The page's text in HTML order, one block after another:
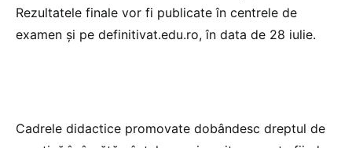
Rezultatele finale vor fi publicate în centrele de
examen și pe definitivat.edu.ro, în data de 28 iulie.
Cadrele didactice promovate dobândesc dreptul de